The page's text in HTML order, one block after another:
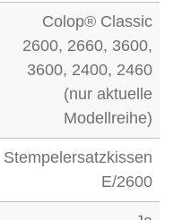
Colop® Classic
2600, 2660, 3600,
3600, 2400, 2460
(nur aktuelle
Modellreihe)
Stempelersatzkissen
E/2600